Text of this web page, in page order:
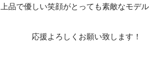
上品で優しい笑顔がとっても素敵なモデル
応援よろしくお願い致します！